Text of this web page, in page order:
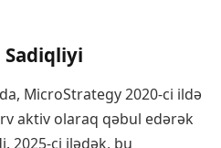
MicroStrategy 2020-ci ildə
aktiv olaraq qəbul edərək
2025-ci ilədək, bu